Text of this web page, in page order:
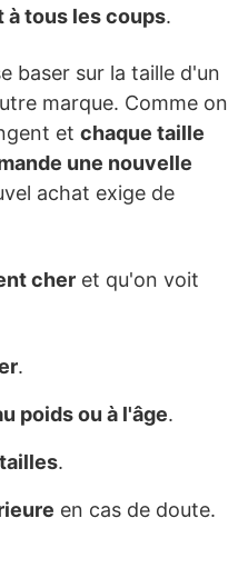
à tous les coups.
baser sur la taille d'un
marque. Comme on
et chaque taille
une nouvelle
achat exige de
cher et qu'on voit
.
poids ou à l'âge.
.
en cas de doute.